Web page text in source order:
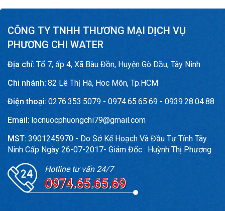
CÔNG TY TNHH THƯƠNG MẠI DỊCH VỤ
PHƯƠNG CHI WATER
Địa chỉ: Tổ 7, ấp 4, Xã Bàu Đồn, Huyện Gò Dầu, Tây Ninh
Chi nhánh: 82 Lê Thị Hà, Hoc Môn, Tp.HCM
Điện thoại: 0276.353.5079 - 0974.65.65.69 - 0939.28.04.88
Email: locnuocphuongchi79@gmail.com
MST: 3901245970 - Do Sở Kế Hoạch Và Đầu Tư Tỉnh Tây
Ninh Cấp Ngày 26-07-2017- Giám Đốc : Huỳnh Thị Phương
Hotline tư vấn 24/7
0974.65.65.69